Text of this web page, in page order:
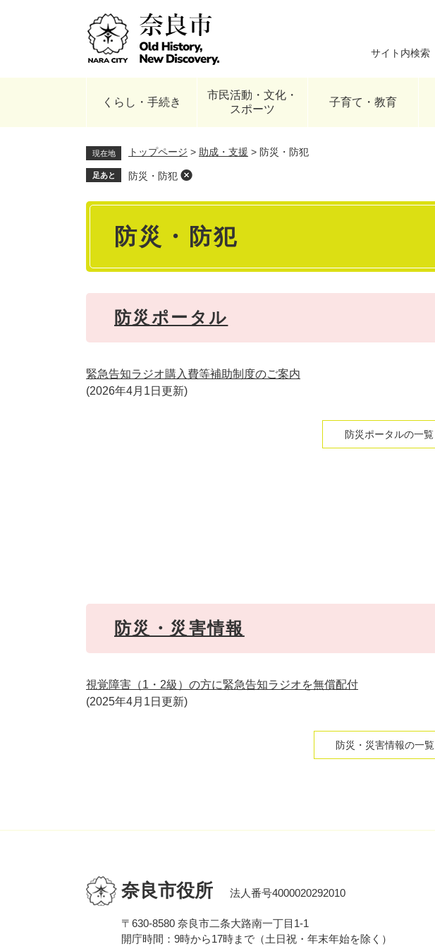
サイト内検索
くらし・手続き
市民活動・文化・
スポーツ
子育て・教育
現在地 トップページ > 助成・支援 > 防災・防犯
足あと 防災・防犯
本
防災・防犯
防災ポータル
緊急告知ラジオ購入費等補助制度のご案内
2026年4月1日更新
防災ポータルの一覧
防災・災害情報
視覚障害（1・2級）の方に緊急告知ラジオを無償配付
2025年4月1日更新
防災・災害情報の一覧
奈良市役所 法人番号4000020292010
〒630-8580 奈良市二条大路南一丁目1-1
開庁時間：9時から17時まで（土日祝・年末年始を除く）